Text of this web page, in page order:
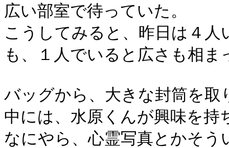
広い部室で待っていた。
こうしてみると、昨日は４
も、１人でいると広さも相
バッグから、大きな封筒を
中には、水原くんが興味を
なにやら、心霊写真とかそ